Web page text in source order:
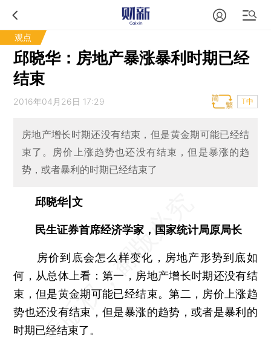
观点
邱晓华：房地产暴涨暴利时期已经
结束
2016年04月26日 17:29 T中
房地产增长时期还没有结束，但是黄金期可能已经结
束了。房价上涨趋势也还没有结束，但是暴涨的趋
势，或者暴利的时期已经结束了
邱晓华|文
民生证券首席经济学家，国家统计局原局长
房价到底会怎么样变化，房地产形势到底如
何，从总体上看：第一，房地产增长时期还没有结
束，但是黄金期可能已经结束。第二，房价上涨趋
势也还没有结束，但是暴涨的趋势，或者是暴利的
时期已经结束了。